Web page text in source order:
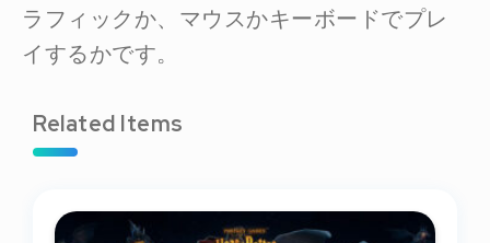
ラフィックか、マウスかキーボードでプレ
イするかです。
Related Items